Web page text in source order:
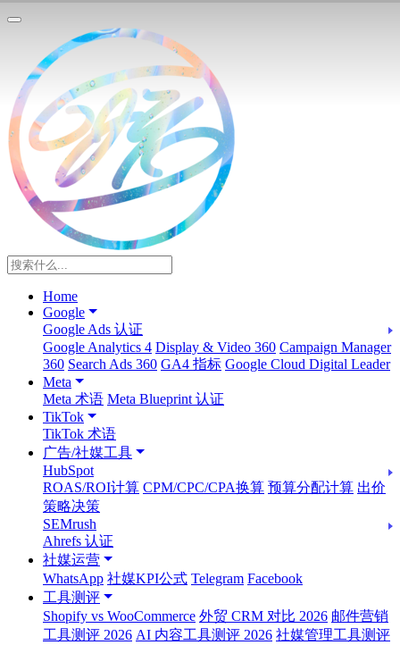
Home
Google
Google Ads 认证
Google Analytics 4 Display & Video 360 Campaign Manager
360 Search Ads 360 GA4 指标 Google Cloud Digital Leader
Meta
Meta 术语 Meta Blueprint 认证
TikTok
TikTok 术语
广告/社媒工具
HubSpot
ROAS/ROI计算 CPM/CPC/CPA换算 预算分配计算 出价
策略决策
SEMrush
Ahrefs 认证
社媒运营
WhatsApp 社媒KPI公式 Telegram Facebook
工具测评
Shopify vs WooCommerce 外贸 CRM 对比 2026 邮件营销
工具测评 2026 AI 内容工具测评 2026 社媒管理工具测评